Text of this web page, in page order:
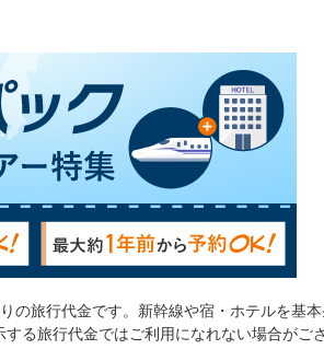
旅行代金です。新幹線や宿・ホテルを基
る旅行代金ではご利用になれない場合が